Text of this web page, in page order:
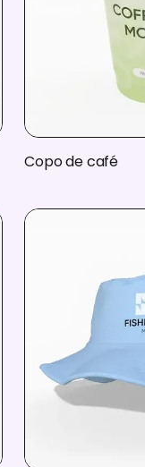
Copo de café